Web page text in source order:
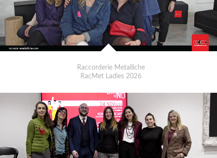
Raccorderie Metalliche
RacMet Ladies 2026